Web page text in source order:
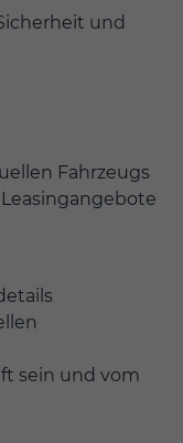
und
Fahrzeugs
sein und vom